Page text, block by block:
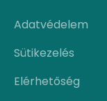
Adatvédelem
Sütikezelés
Elérhetőség